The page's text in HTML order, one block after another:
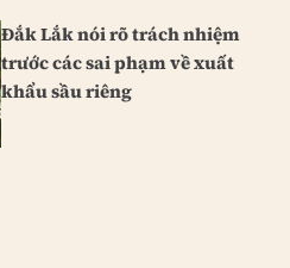
Đắk Lắk nói rõ trách nhiệm
trước các sai phạm về xuất
khẩu sầu riêng